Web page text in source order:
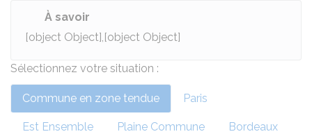
À savoir
[object Object],[object Object]
Sélectionnez votre situation :
Commune en zone tendue Paris
Est Ensemble Plaine Commune Bordeaux